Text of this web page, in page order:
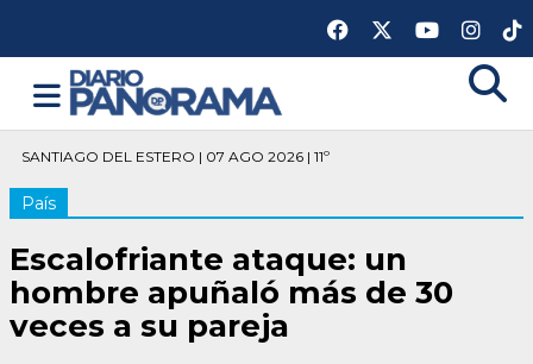
SANTIAGO DEL ESTERO | 07 AGO 2026 | 11º
País
Escalofriante ataque: un
hombre apuñaló más de 30
veces a su pareja